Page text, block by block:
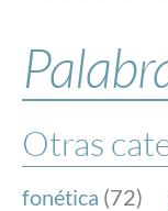
NOTICIAS
SOBRE LA
Otras
fonética (72)